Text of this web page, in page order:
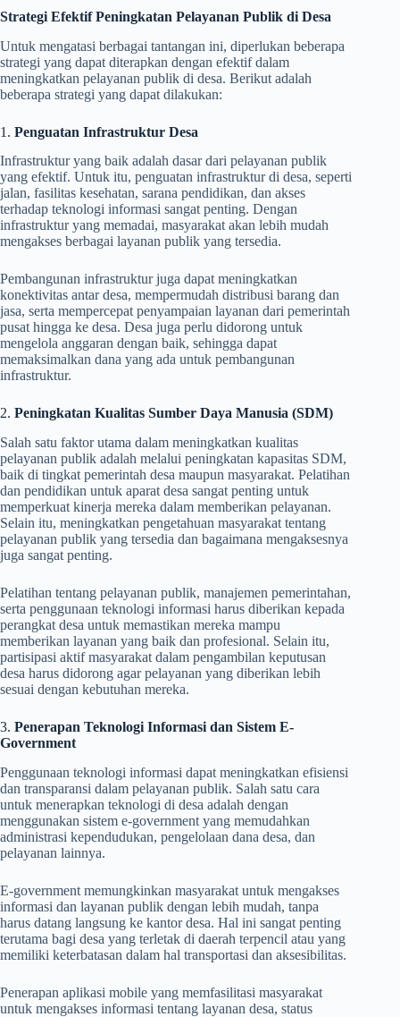
Strategi Efektif Peningkatan Pelayanan Publik di Desa
Untuk mengatasi berbagai tantangan ini, diperlukan beberapa
strategi yang dapat diterapkan dengan efektif dalam
meningkatkan pelayanan publik di desa. Berikut adalah
beberapa strategi yang dapat dilakukan:
1. Penguatan Infrastruktur Desa
Infrastruktur yang baik adalah dasar dari pelayanan publik
yang efektif. Untuk itu, penguatan infrastruktur di desa, seperti
jalan, fasilitas kesehatan, sarana pendidikan, dan akses
terhadap teknologi informasi sangat penting. Dengan
infrastruktur yang memadai, masyarakat akan lebih mudah
mengakses berbagai layanan publik yang tersedia.
Pembangunan infrastruktur juga dapat meningkatkan
konektivitas antar desa, mempermudah distribusi barang dan
jasa, serta mempercepat penyampaian layanan dari pemerintah
pusat hingga ke desa. Desa juga perlu didorong untuk
mengelola anggaran dengan baik, sehingga dapat
memaksimalkan dana yang ada untuk pembangunan
infrastruktur.
2. Peningkatan Kualitas Sumber Daya Manusia (SDM)
Salah satu faktor utama dalam meningkatkan kualitas
pelayanan publik adalah melalui peningkatan kapasitas SDM,
baik di tingkat pemerintah desa maupun masyarakat. Pelatihan
dan pendidikan untuk aparat desa sangat penting untuk
memperkuat kinerja mereka dalam memberikan pelayanan.
Selain itu, meningkatkan pengetahuan masyarakat tentang
pelayanan publik yang tersedia dan bagaimana mengaksesnya
juga sangat penting.
Pelatihan tentang pelayanan publik, manajemen pemerintahan,
serta penggunaan teknologi informasi harus diberikan kepada
perangkat desa untuk memastikan mereka mampu
memberikan layanan yang baik dan profesional. Selain itu,
partisipasi aktif masyarakat dalam pengambilan keputusan
desa harus didorong agar pelayanan yang diberikan lebih
sesuai dengan kebutuhan mereka.
3. Penerapan Teknologi Informasi dan Sistem E-
Government
Penggunaan teknologi informasi dapat meningkatkan efisiensi
dan transparansi dalam pelayanan publik. Salah satu cara
untuk menerapkan teknologi di desa adalah dengan
menggunakan sistem e-government yang memudahkan
administrasi kependudukan, pengelolaan dana desa, dan
pelayanan lainnya.
E-government memungkinkan masyarakat untuk mengakses
informasi dan layanan publik dengan lebih mudah, tanpa
harus datang langsung ke kantor desa. Hal ini sangat penting
terutama bagi desa yang terletak di daerah terpencil atau yang
memiliki keterbatasan dalam hal transportasi dan aksesibilitas.
Penerapan aplikasi mobile yang memfasilitasi masyarakat
untuk mengakses informasi tentang layanan desa, status